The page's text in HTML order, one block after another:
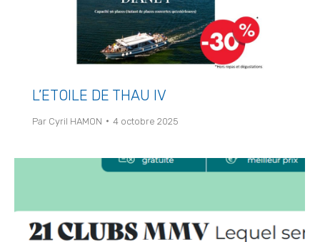
L’ETOILE DE THAU IV
Par Cyril HAMON 4 octobre 2025